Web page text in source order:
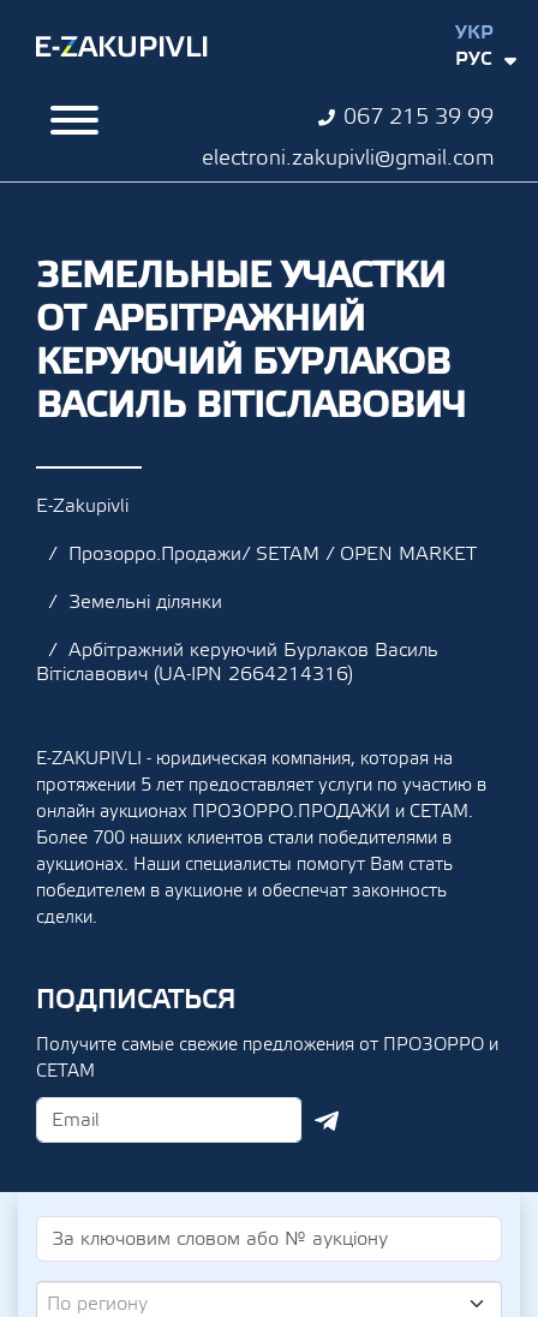
067 215 39 99
electroni.zakupivli@gmail.com
УКР
РУС
ЗЕМЕЛЬНЫЕ УЧАСТКИ
ОТ АРБІТРАЖНИЙ
КЕРУЮЧИЙ БУРЛАКОВ
ВАСИЛЬ ВІТІСЛАВОВИЧ
E-Zakupivli
Прозорро.Продажи/ SETAM / OPEN MARKET
Земельні ділянки
Арбітражний керуючий Бурлаков Василь
Вітіславович (UA-IPN 2664214316)
E-ZAKUPIVLI - юридическая компания, которая на
протяжении 5 лет предоставляет услуги по участию в
онлайн аукционах ПРОЗОРРО.ПРОДАЖИ и СЕТАМ.
Более 700 наших клиентов стали победителями в
аукционах. Наши специалисты помогут Вам стать
победителем в аукционе и обеспечат законность
сделки.
ПОДПИСАТЬСЯ
Получите самые свежие предложения от ПРОЗОРРО и
СЕТАМ
По региону